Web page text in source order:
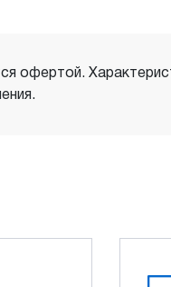
офертой.